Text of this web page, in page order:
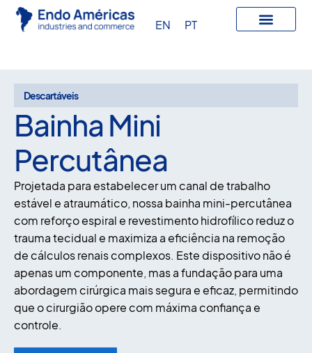
EN PT
Descartáveis
Bainha Mini
Percutânea
Projetada para estabelecer um canal de trabalho
estável e atraumático, nossa bainha mini-percutânea
com reforço espiral e revestimento hidrofílico reduz o
trauma tecidual e maximiza a eficiência na remoção
de cálculos renais complexos. Este dispositivo não é
apenas um componente, mas a fundação para uma
abordagem cirúrgica mais segura e eficaz, permitindo
que o cirurgião opere com máxima confiança e
controle.